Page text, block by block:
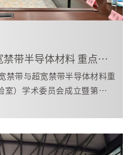
上海市宽禁带与超宽禁带半导体材料 重点实验室第一次学术委员会会议成功举行
禁带与超宽禁带半导体材料重
室）学术委员会成立暨第一次